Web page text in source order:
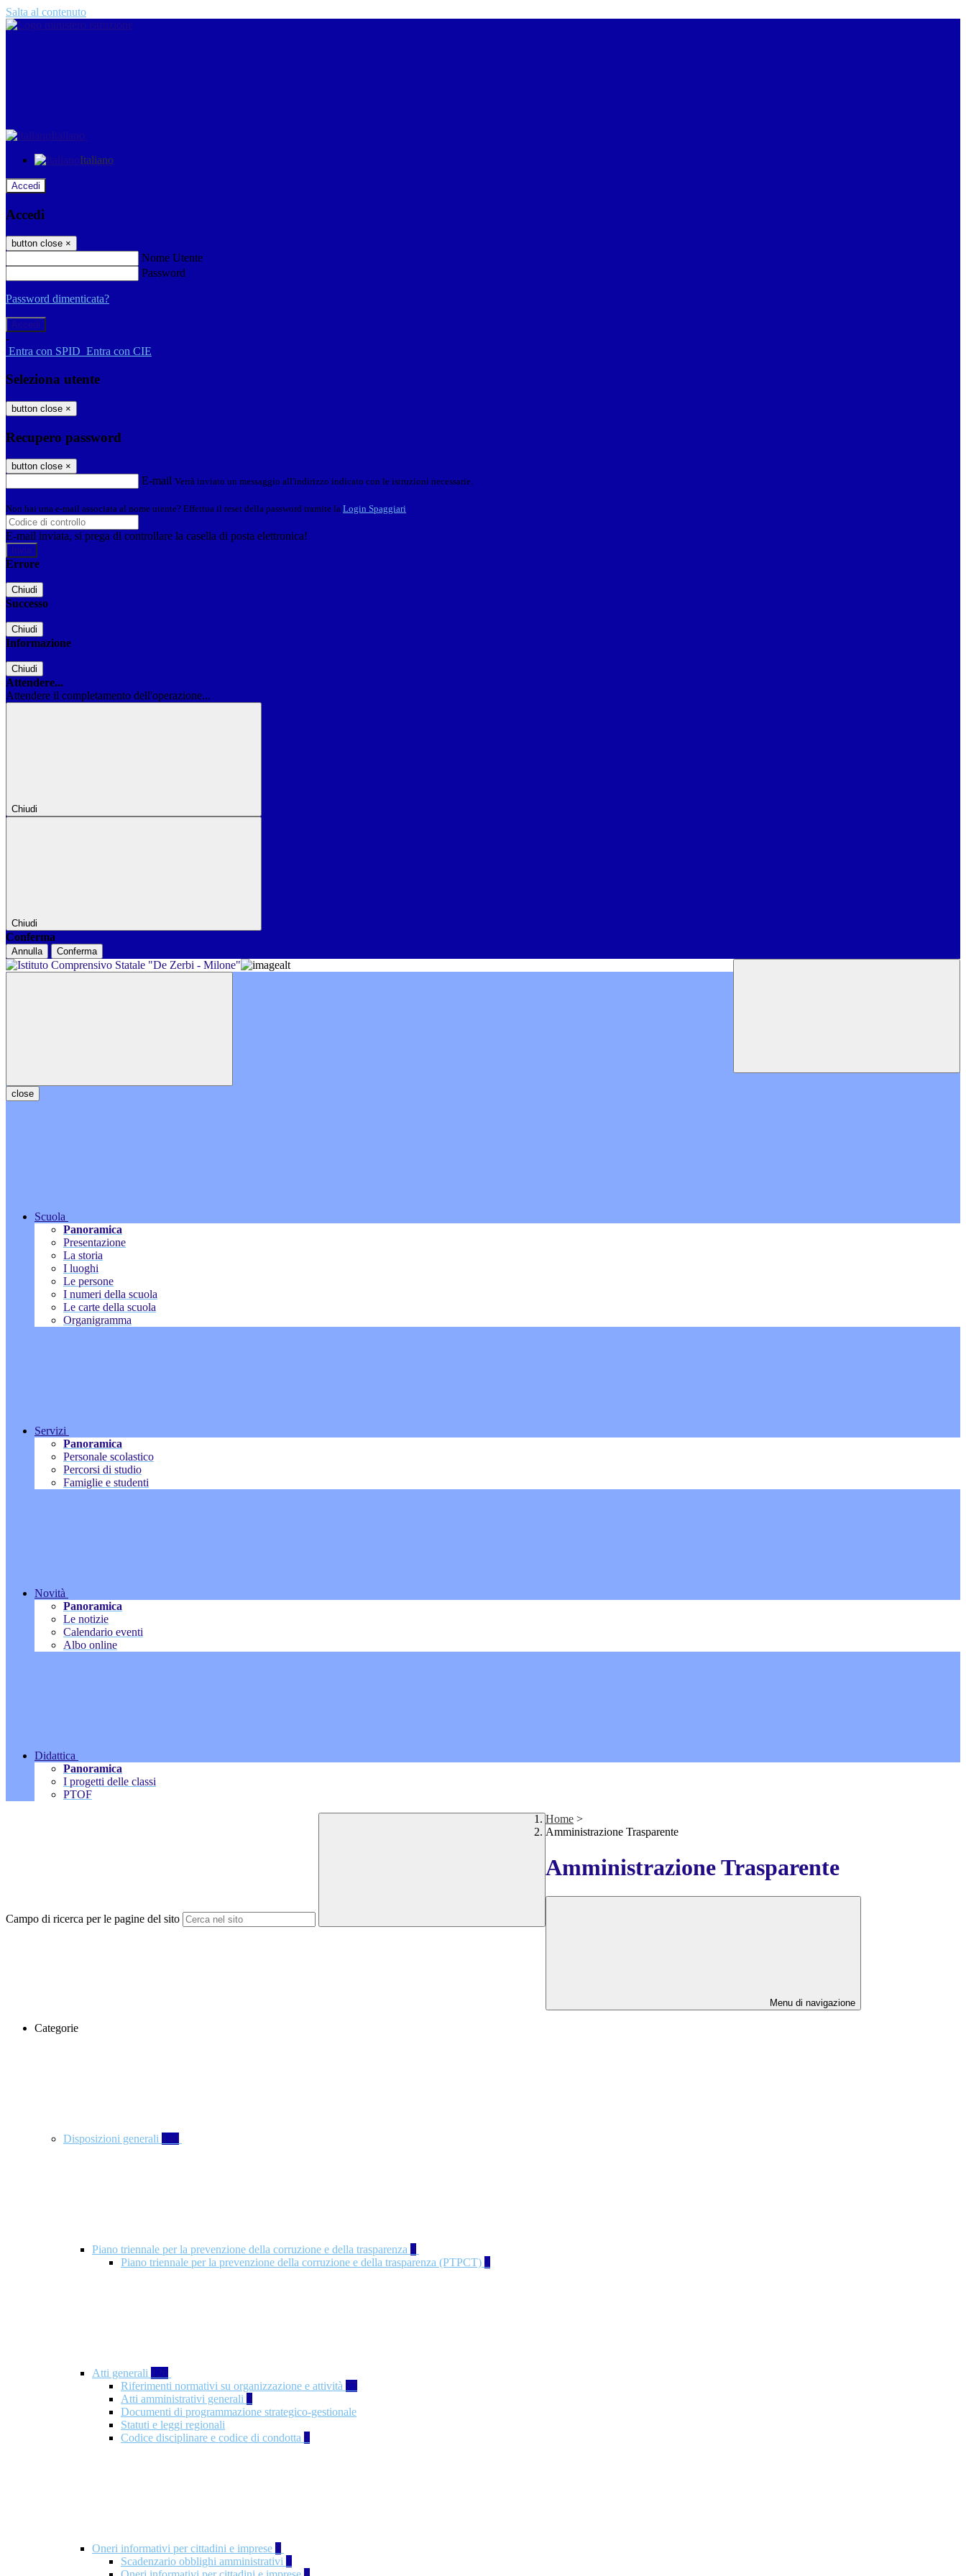
Salta al contenuto
Italiano
Italiano
Accedi
Accedi
button close ×
Nome Utente
Password
Password dimenticata?
-
Entra con SPID Entra con CIE
Seleziona utente
button close ×
Recupero password
button close ×
E-mail Verrà inviato un messaggio all'indirizzo indicato con le istruzioni necessarie.
Non hai una e-mail associata al nome utente? Effettua il reset della password tramite la Login Spaggiari
E-mail inviata, si prega di controllare la casella di posta elettronica!
Errore
Chiudi
Successo
Chiudi
Informazione
Chiudi
Attendere...
Attendere il completamento dell'operazione...
Chiudi
Chiudi
Conferma
Annulla Conferma
close
Scuola
Panoramica
Presentazione
La storia
I luoghi
Le persone
I numeri della scuola
Le carte della scuola
Organigramma
Servizi
Panoramica
Personale scolastico
Percorsi di studio
Famiglie e studenti
Novità
Panoramica
Le notizie
Calendario eventi
Albo online
Didattica
Panoramica
I progetti delle classi
PTOF
Campo di ricerca per le pagine del sito
Home >
Amministrazione Trasparente
Amministrazione Trasparente
Menu di navigazione
Categorie
Disposizioni generali 140
Piano triennale per la prevenzione della corruzione e della trasparenza 4
Piano triennale per la prevenzione della corruzione e della trasparenza (PTPCT) 2
Atti generali 126
Riferimenti normativi su organizzazione e attività 77
Atti amministrativi generali 3
Documenti di programmazione strategico-gestionale
Statuti e leggi regionali
Codice disciplinare e codice di condotta 1
Oneri informativi per cittadini e imprese 8
Scadenzario obblighi amministrativi 1